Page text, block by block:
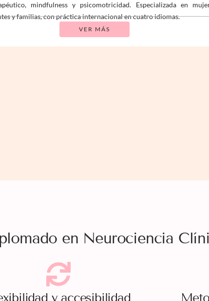
mindfulness y psicomotricidad. Especializada en
y familias, con práctica internacional en cuatro idiomas.
VER MÁS
en Neurociencia